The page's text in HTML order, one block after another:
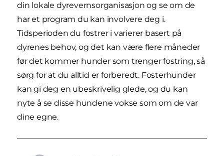
din lokale dyrevernsorganisasjon og se om de
har et program du kan involvere deg i.
Tidsperioden du fostrer i varierer basert på
dyrenes behov, og det kan være flere måneder
før det kommer hunder som trenger fostring, så
sørg for at du alltid er forberedt. Fosterhunder
kan gi deg en ubeskrivelig glede, og du kan
nyte å se disse hundene vokse som om de var
dine egne.